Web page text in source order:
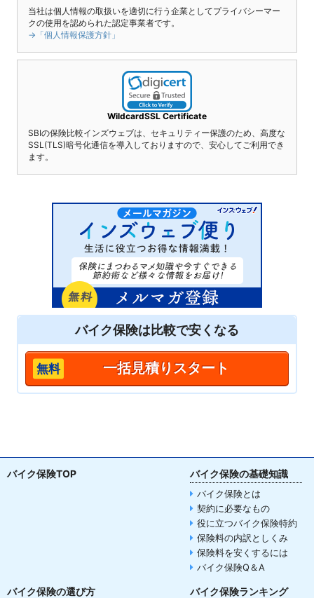
当社は個人情報の取扱いを適切に行う企業としてプライバシーマー
クの使用を認められた認定事業者です。
→「個人情報保護方針」
WildcardSSL Certificate
SBIの保険比較インズウェブは、セキュリティー保護のため、高度な
SSL(TLS)暗号化通信を導入しておりますので、安心してご利用でき
ます。
バイク保険は比較で安くなる
一括見積りスタート
バイク保険TOP バイク保険の基礎知識
バイク保険とは
契約に必要なもの
役に立つバイク保険特約
保険料の内訳としくみ
保険料を安くするには
バイク保険Q＆A
バイク保険の選び方 バイク保険ランキング